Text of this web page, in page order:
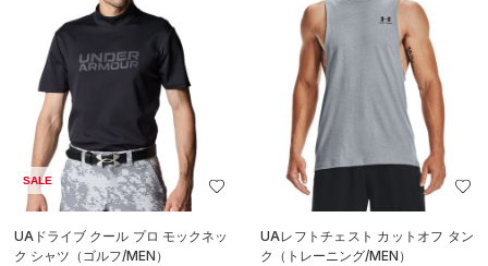
SALE
UAドライブ クール プロ モックネッ
ク シャツ（ゴルフ/MEN）
UAレフトチェスト カットオフ タン
ク（トレーニング/MEN）